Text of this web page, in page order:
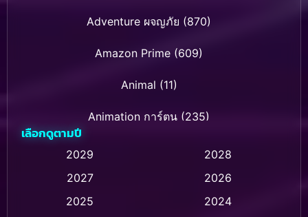
Adventure ผจญภัย (870)
Amazon Prime (609)
Animal (11)
Animation การ์ตูน (235)
Animation การ์ตูน (32)
Animation การ์ตูน (28)
เลือกดูตามปี
2029
2028
2027
2026
2025
2024